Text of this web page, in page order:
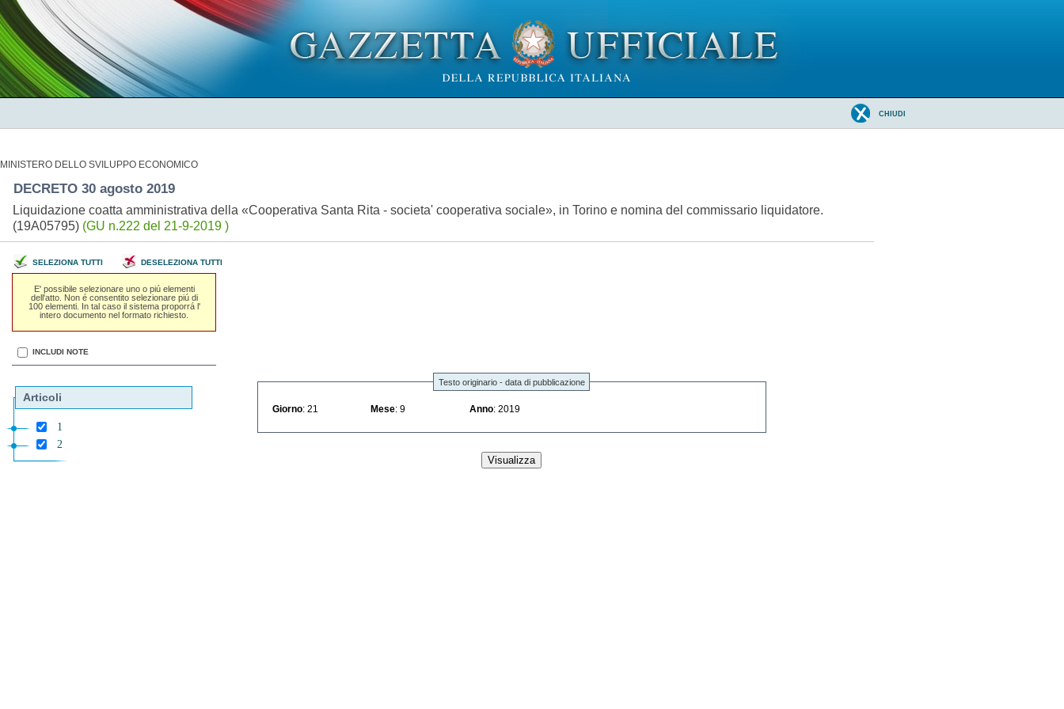
CHIUDI
MINISTERO DELLO SVILUPPO ECONOMICO
DECRETO 30 agosto 2019
Liquidazione coatta amministrativa della «Cooperativa Santa Rita - societa' cooperativa sociale», in Torino e nomina del commissario liquidatore.
(19A05795) (GU n.222 del 21-9-2019 )
SELEZIONA TUTTI DESELEZIONA TUTTI
E' possibile selezionare uno o piú elementi
dell'atto. Non é consentito selezionare piú di
100 elementi. In tal caso il sistema proporrá l'
intero documento nel formato richiesto.
INCLUDI NOTE
Articoli
1
2
Testo originario - data di pubblicazione
Giorno : 21 Mese : 9 Anno : 2019